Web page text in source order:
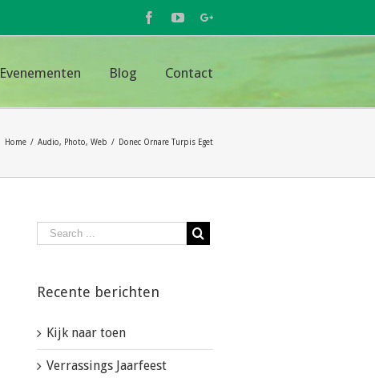
Facebook
YoutubeGoogle+
Evenementen Blog Contact
Home / Audio, Photo, Web / Donec Ornare Turpis Eget
Recente berichten
Kijk naar toen
Verrassings Jaarfeest